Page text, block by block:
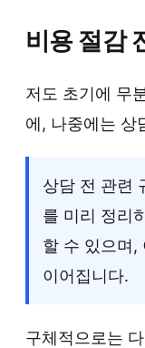
비용 절감
저도 초기에 무
에, 나중에는 상
상담 전 관련
를 미리 정리
할 수 있으며,
이어집니다.
구체적으로는